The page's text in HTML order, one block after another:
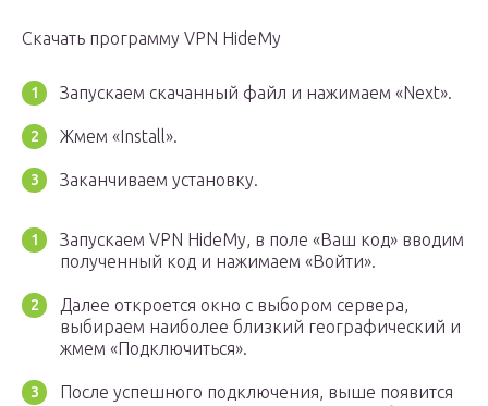
Скачать программу VPN HideMy
Запускаем скачанный файл и нажимаем «Next».
Жмем «Install».
Заканчиваем установку.
Запускаем VPN HideMy, в поле «Ваш код» вводим
полученный код и нажимаем «Войти».
Далее откроется окно с выбором сервера,
выбираем наиболее близкий географический и
жмем «Подключиться».
После успешного подключения, выше появится